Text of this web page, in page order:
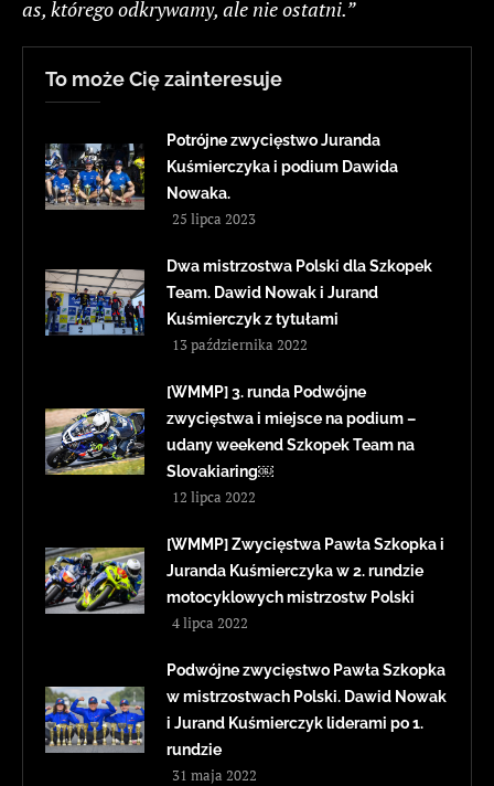
as, którego odkrywamy, ale nie ostatni.”
To może Cię zainteresuje
Potrójne zwycięstwo Juranda
Kuśmierczyka i podium Dawida
Nowaka.
25 lipca 2023
Dwa mistrzostwa Polski dla Szkopek
Team. Dawid Nowak i Jurand
Kuśmierczyk z tytułami
13 października 2022
[WMMP] 3. runda Podwójne
zwycięstwa i miejsce na podium –
udany weekend Szkopek Team na
Slovakiaring￼
12 lipca 2022
[WMMP] Zwycięstwa Pawła Szkopka i
Juranda Kuśmierczyka w 2. rundzie
motocyklowych mistrzostw Polski
4 lipca 2022
Podwójne zwycięstwo Pawła Szkopka
w mistrzostwach Polski. Dawid Nowak
i Jurand Kuśmierczyk liderami po 1.
rundzie
31 maja 2022